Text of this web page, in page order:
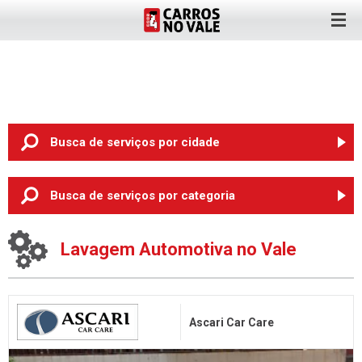
Busca de serviços por cidade
BOM RETIRO DO SUL (3)
CRUZEIRO DO SUL (3)
ENCANTADO (3)
ESTRELA (8)
LAJEADO (89)
Busca de serviços por categoria
Oficina Mecânica
Pneus
Chapeação e Pintura
Auto Elétrica
Lavagem Automotiva no Vale
Ascari Car Care